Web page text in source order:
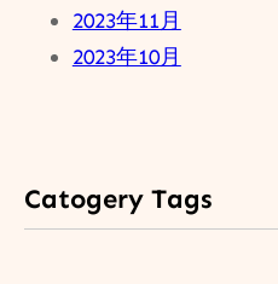
2023年11月
2023年10月
Catogery Tags